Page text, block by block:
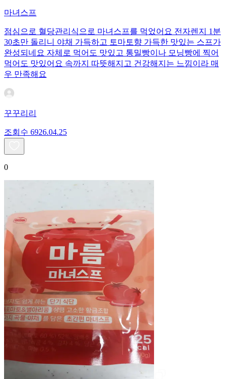
마녀스프
점심으로 혈당관리식으로 마녀스프를 먹었어요 전자렌지 1분
30초만 돌리니 야채 가득하고 토마토향 가득한 맛있는 스프가
완성되네요 자체로 먹어도 맛있고 통밀빵이나 모닝빵에 찍어
먹어도 맛있어요 속까지 따뜻해지고 건강해지는 느낌이라 매
우 만족해요
꾸꾸리리
조회수 6926.04.25
0